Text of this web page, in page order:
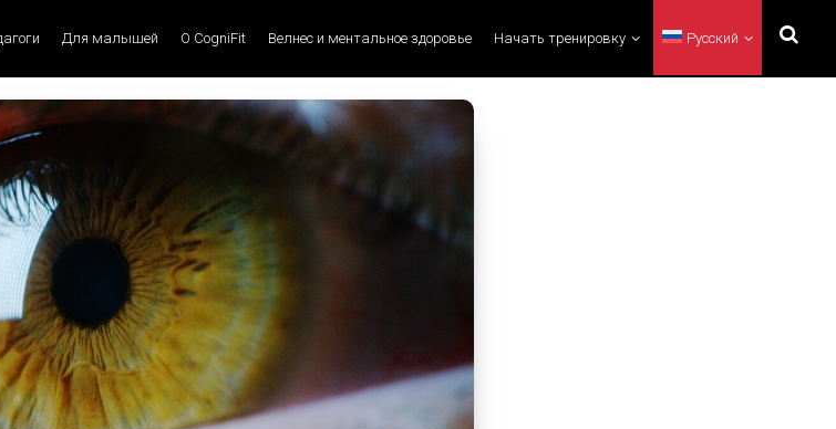
Для малышей О CogniFit Велнес и ментальное здоровье Начать тренировку Русский